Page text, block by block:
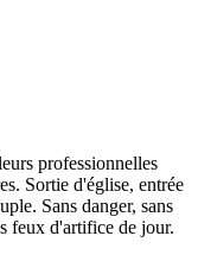
professionnelles
Sortie d'église, entrée
Sans danger, sans
feux d'artifice de jour.